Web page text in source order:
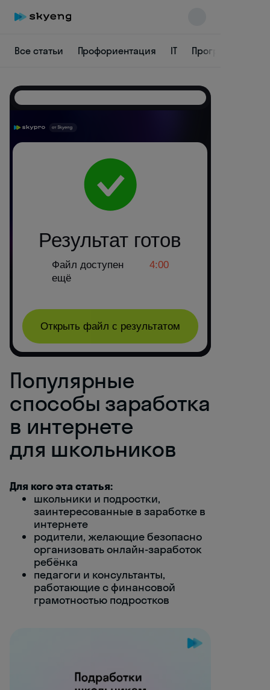
Все статьи Профориентация IT
Популярные
способы заработка
в интернете
для школьников
Для кого эта статья:
школьники и подростки,
заинтересованные в заработке в
интернете
родители, желающие безопасно
организовать онлайн-заработок
ребёнка
педагоги и консультанты,
работающие с финансовой
грамотностью подростков